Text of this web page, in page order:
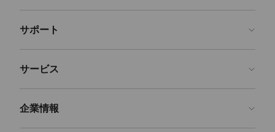
パール、クリスタルで装飾を施し、モダンなアクセントを添えた、美し
ルに気取らないフラットシューズ、どの1足を選んでも、存在感を放
スニーカー
なラグジュアリーを再定義します。 ステートメントなソールからミニ
サポート
よくあるご質問
返品を申請
サービス
Made-to-Order
企業情報